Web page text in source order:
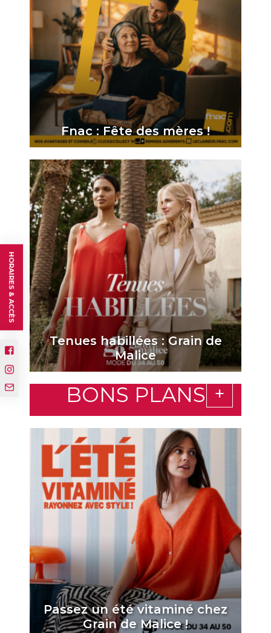
Fnac : Fête des mères !
Tenues habillées : Grain de
Malice
BONS PLANS
Passez un été vitaminé chez
Grain de Malice !
HORAIRES & ACCÈS